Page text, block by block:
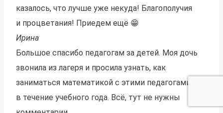
казалось, что лучше уже некуда! Благополучия
и процветания! Приедем ещё 😁
Ирина
Большое спасибо педагогам за детей. Моя дочь
звонила из лагеря и просила узнать, как
заниматься математикой с этими педагогами
в течение учебного года. Всё, тут не нужны